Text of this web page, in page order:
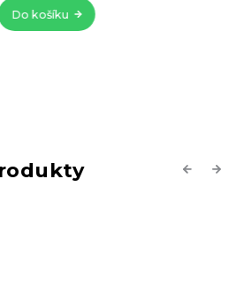
Previous
Next